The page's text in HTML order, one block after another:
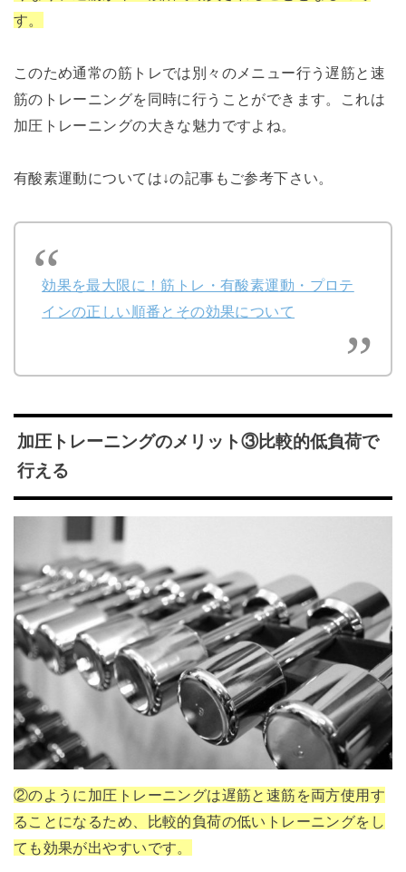
す。
このため通常の筋トレでは別々のメニュー行う遅筋と速
筋のトレーニングを同時に行うことができます。これは
加圧トレーニングの大きな魅力ですよね。
有酸素運動については↓の記事もご参考下さい。
効果を最大限に！筋トレ・有酸素運動・プロテ
インの正しい順番とその効果について
加圧トレーニングのメリット③比較的低負荷で
行える
②のように加圧トレーニングは遅筋と速筋を両方使用す
ることになるため、比較的負荷の低いトレーニングをし
ても効果が出やすいです。